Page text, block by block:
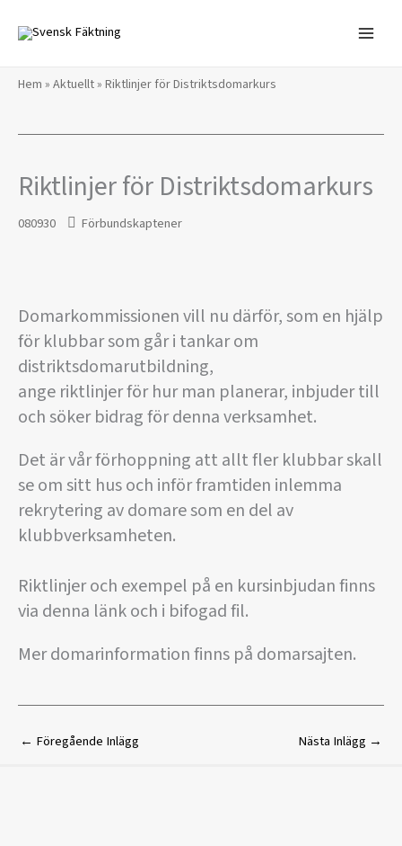
innehåll
Hem » Aktuellt» Riktlinjer för Distriktsdomarkurs
Riktlinjer för Distriktsdomarkurs
080930 Förbundskaptener
Domarkommissionen vill nu därför, som en hjälp
för klubbar som går i tankar om
distriktsdomarutbildning,
ange riktlinjer för hur man planerar, inbjuder till
och söker bidrag för denna verksamhet.
Det är vår förhoppning att allt fler klubbar skall
se om sitt hus och inför framtiden inlemma
rekrytering av domare som en del av
klubbverksamheten.
Riktlinjer och exempel på en kursinbjudan finns
via denna länk och i bifogad fil.
Mer domarinformation finns på domarsajten.
← Föregående Inlägg Nästa Inlägg →